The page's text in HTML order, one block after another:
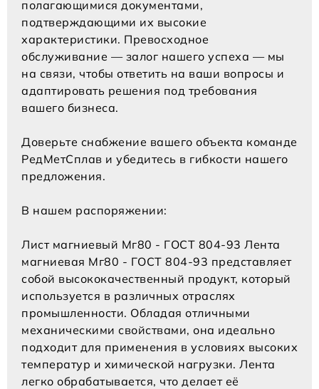
полагающимися документами,
подтверждающими их высокие
характеристики. Превосходное
обслуживание — залог нашего успеха — мы
на связи, чтобы ответить на ваши вопросы и
адаптировать решения под требования
вашего бизнеса.
Доверьте снабжение вашего объекта команде
РедМетСплав и убедитесь в гибкости нашего
предложения.
В нашем распоряжении:
Лист магниевый Мг80 - ГОСТ 804-93 Лента
магниевая Мг80 - ГОСТ 804-93 представляет
собой высококачественный продукт, который
используется в различных отраслях
промышленности. Обладая отличными
механическими свойствами, она идеально
подходит для применения в условиях высоких
температур и химической нагрузки. Лента
легко обрабатывается, что делает её